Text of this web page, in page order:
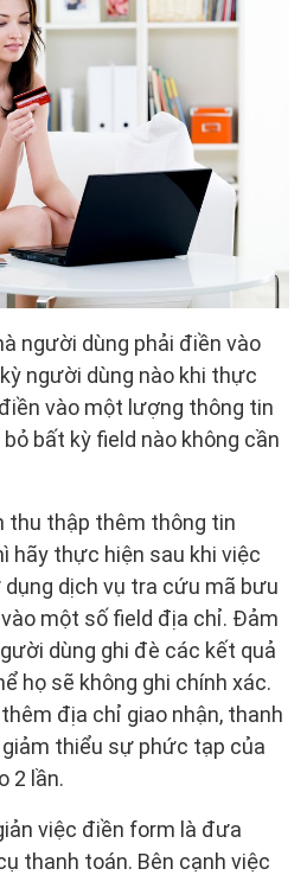
người dùng phải điền vào
người dùng nào khi thực
vào một lượng thông tin
bất kỳ field nào không cần
thu thập thêm thông tin
hãy thực hiện sau khi việc
dịch vụ tra cứu mã bưu
một số field địa chỉ. Đảm
dùng ghi đè các kết quả
họ sẽ không ghi chính xác.
địa chỉ giao nhận, thanh
thiểu sự phức tạp của
2 lần.
việc điền form là đưa
thanh toán. Bên cạnh việc